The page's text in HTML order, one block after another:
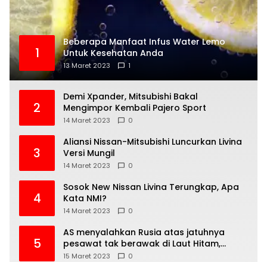
1
Beberapa Manfaat Infus Water Lemo
Untuk Kesehatan Anda
13 Maret 2023 1
2
Demi Xpander, Mitsubishi Bakal
Mengimpor Kembali Pajero Sport
14 Maret 2023 0
3
Aliansi Nissan-Mitsubishi Luncurkan Livina
Versi Mungil
14 Maret 2023 0
4
Sosok New Nissan Livina Terungkap, Apa
Kata NMI?
14 Maret 2023 0
5
AS menyalahkan Rusia atas jatuhnya
pesawat tak berawak di Laut Hitam,
Moskow menyangkal
15 Maret 2023 0